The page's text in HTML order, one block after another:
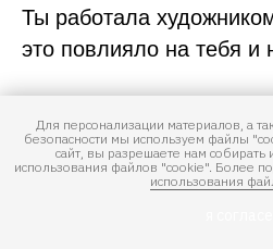
Ты работала
это повлияло на тебя и
Это была небольшая
которая занималась
костюмов для
Для персонализации материалов, а
безопасности мы используем файлы
сайт, вы разрешаете нам
использования файлов "cookie". Более
использования